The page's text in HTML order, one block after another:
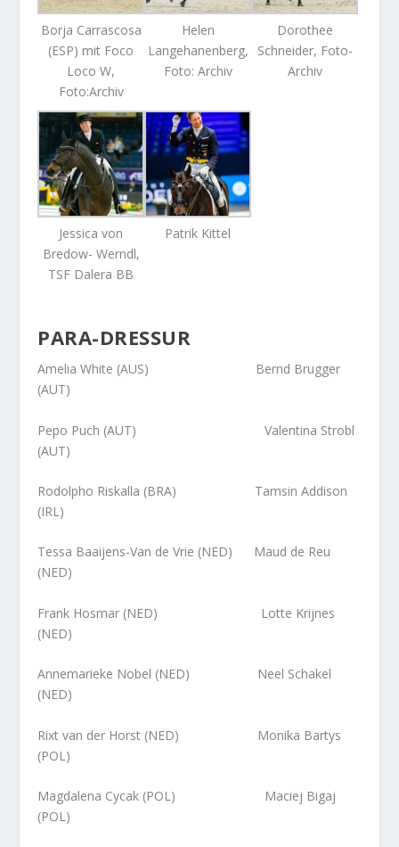
Borja Carrascosa
(ESP) mit Foco
Loco W,
Foto:Archiv
Helen
Langehanenberg,
Foto: Archiv
Dorothee
Schneider, Foto-
Archiv
Jessica von
Bredow- Werndl,
TSF Dalera BB
Patrik Kittel
PARA-DRESSUR
Amelia White (AUS) Bernd Brugger
(AUT)
Pepo Puch (AUT) Valentina Strobl
(AUT)
Rodolpho Riskalla (BRA) Tamsin Addison
(IRL)
Tessa Baaijens-Van de Vrie (NED) Maud de Reu
(NED)
Frank Hosmar (NED) Lotte Krijnes
(NED)
Annemarieke Nobel (NED) Neel Schakel
(NED)
Rixt van der Horst (NED) Monika Bartys
(POL)
Magdalena Cycak (POL) Maciej Bigaj
(POL)